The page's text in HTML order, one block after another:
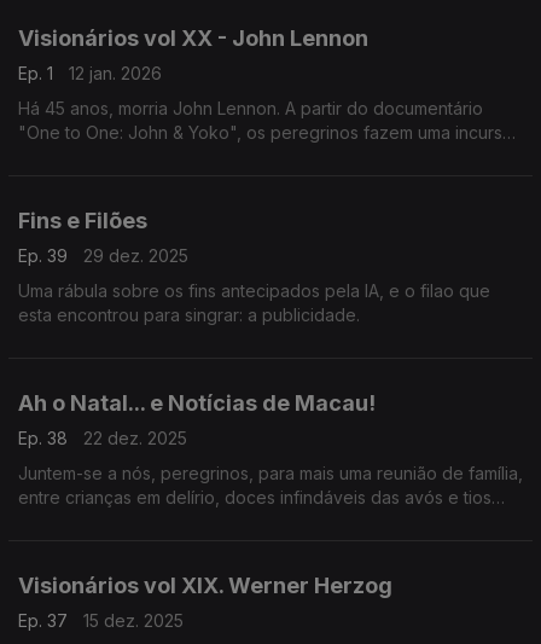
Visionários vol XX - John Lennon
Ep. 1
12 jan. 2026
Há 45 anos, morria John Lennon. A partir do documentário
"One to One: John & Yoko", os peregrinos fazem uma incursão
Fins e Filões
Ep. 39
29 dez. 2025
Uma rábula sobre os fins antecipados pela IA, e o filao que
esta encontrou para singrar: a publicidade.
Ah o Natal... e Notícias de Macau!
Ep. 38
22 dez. 2025
Juntem-se a nós, peregrinos, para mais uma reunião de família,
entre crianças em delírio, doces infindáveis das avós e tios
Visionários vol XIX. Werner Herzog
Ep. 37
15 dez. 2025